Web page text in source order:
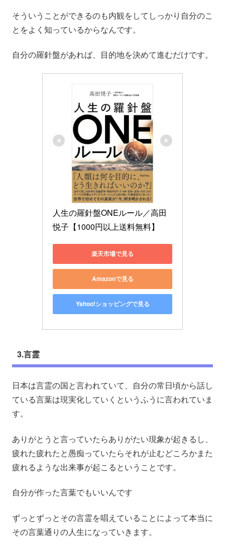
そういうことができるのも内観をしてしっかり自分のこ
とをよく知っているからなんです。
自分の羅針盤があれば、目的地を決めて進むだけです。
人生の羅針盤ONEルール／高田
悦子【1000円以上送料無料】
楽天市場で見る
Amazonで見る
Yahoo!ショッピングで見る
3.言霊
日本は言霊の国と言われていて、自分の常日頃から話し
ている言葉は現実化していくというふうに言われていま
す。
ありがとうと言っていたらありがたい現象が起きるし、
疲れた疲れたと愚痴っていたらそれが止むどころかまた
疲れるような出来事が起こるということです。
自分が作った言葉でもいいんです
ずっとずっとその言霊を唱えていることによって本当に
その言葉通りの人生になっていきます。